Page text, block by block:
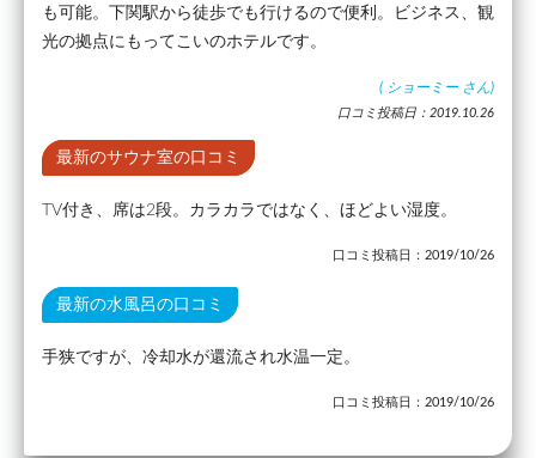
も可能。下関駅から徒歩でも行けるので便利。ビジネス、観
光の拠点にもってこいのホテルです。
( ショーミー さん)
口コミ投稿日：2019.10.26
最新のサウナ室の口コミ
TV付き、席は2段。カラカラではなく、ほどよい湿度。
口コミ投稿日：2019/10/26
最新の水風呂の口コミ
手狭ですが、冷却水が還流され水温一定。
口コミ投稿日：2019/10/26